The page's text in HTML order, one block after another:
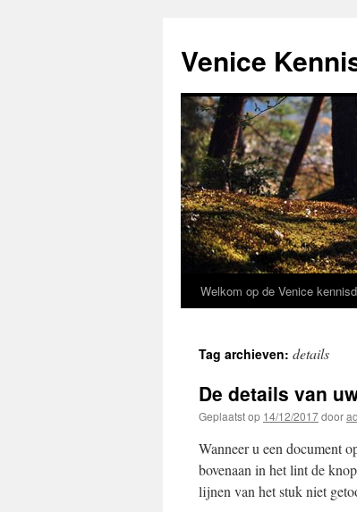
Venice
Ga
inhoud
Welkom op de Venice
Tag archieven: details
De details van
Geplaatst op 14/12/2017door
Wanneer u een document
bovenaan in het lint de
lijnen van het stuk niet